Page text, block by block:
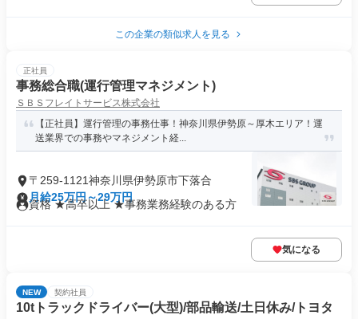
この企業の類似求人を見る
正社員
事務総合職(運行管理マネジメント)
ＳＢＳフレイトサービス株式会社
【正社員】運行管理の事務仕事！神奈川県伊勢原～厚木エリア！運
送業界での事務やマネジメント経...
〒259-1121神奈川県伊勢原市下落合
月給25万円～29万円
資格 ★高卒以上 ★事務業務経験のある方
気になる
NEW 契約社員
10tトラックドライバー(大型)/部品輸送/土日休み/トヨタ